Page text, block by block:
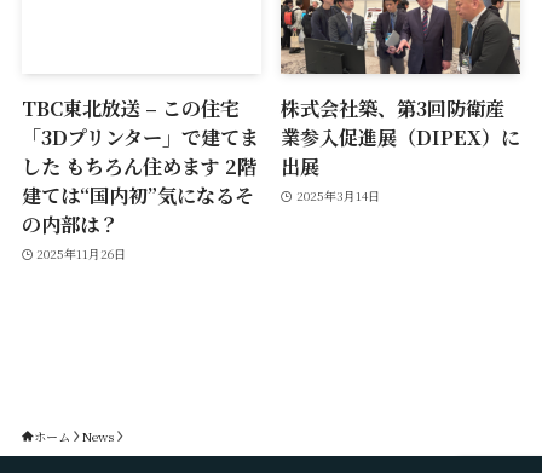
TBC東北放送 – この住宅
「3Dプリンター」で建てま
した もちろん住めます 2階
建ては“国内初”気になるそ
の内部は？
2025年11月26日
株式会社築、第3回防衛産
業参入促進展（DIPEX）に
出展
2025年3月14日
ホーム News